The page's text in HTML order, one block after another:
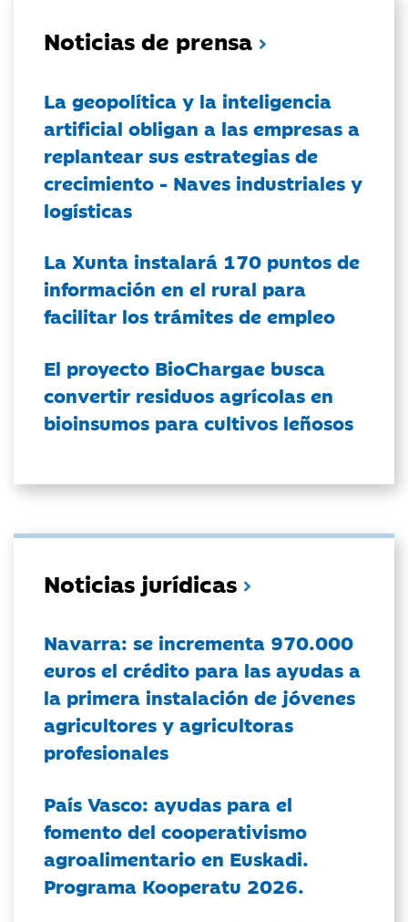
Noticias de prensa
La geopolítica y la inteligencia
artificial obligan a las empresas a
replantear sus estrategias de
crecimiento - Naves industriales y
logísticas
La Xunta instalará 170 puntos de
información en el rural para
facilitar los trámites de empleo
El proyecto BioChargae busca
convertir residuos agrícolas en
bioinsumos para cultivos leñosos
Noticias jurídicas
Navarra: se incrementa 970.000
euros el crédito para las ayudas a
la primera instalación de jóvenes
agricultores y agricultoras
profesionales
País Vasco: ayudas para el
fomento del cooperativismo
agroalimentario en Euskadi.
Programa Kooperatu 2026.